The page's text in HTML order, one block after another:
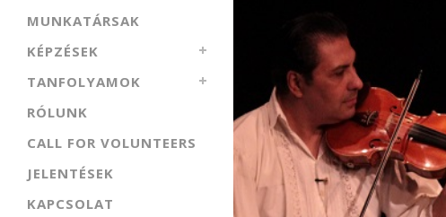
MUNKATÁRSAK
KÉPZÉSEK
TANFOLYAMOK
RÓLUNK
CALL FOR VOLUNTEERS
JELENTÉSEK
KAPCSOLAT